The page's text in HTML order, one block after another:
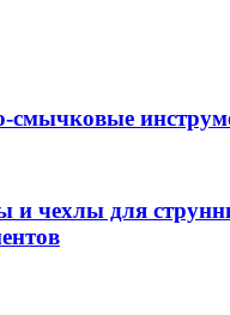
смычковые
и чехлы для